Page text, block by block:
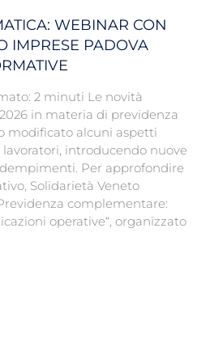
WEBINAR CON
IMPRESE PADOVA
2 minuti Le novità
in materia di previdenza
modificato alcuni aspetti
introducendo nuove
Per approfondire
Solidarietà Veneto
complementare:
operative“, organizzato